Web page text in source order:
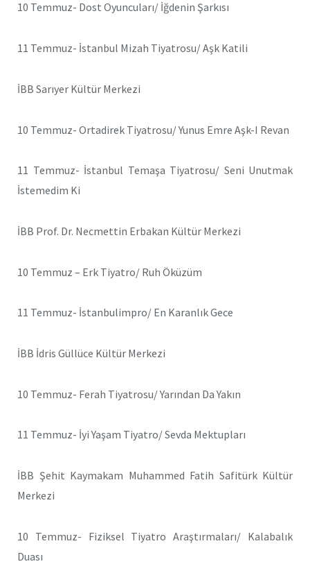
10 Temmuz- Dost Oyuncuları/ İğdenin Şarkısı
11 Temmuz- İstanbul Mizah Tiyatrosu/ Aşk Katili
İBB Sarıyer Kültür Merkezi
10 Temmuz- Ortadirek Tiyatrosu/ Yunus Emre Aşk-I Revan
11 Temmuz- İstanbul Temaşa Tiyatrosu/ Seni Unutmak
İstemedim Ki
İBB Prof. Dr. Necmettin Erbakan Kültür Merkezi
10 Temmuz – Erk Tiyatro/ Ruh Öküzüm
11 Temmuz- İstanbulimpro/ En Karanlık Gece
İBB İdris Güllüce Kültür Merkezi
10 Temmuz- Ferah Tiyatrosu/ Yarından Da Yakın
11 Temmuz- İyi Yaşam Tiyatro/ Sevda Mektupları
İBB Şehit Kaymakam Muhammed Fatih Safitürk Kültür
Merkezi
10 Temmuz- Fiziksel Tiyatro Araştırmaları/ Kalabalık
Duası